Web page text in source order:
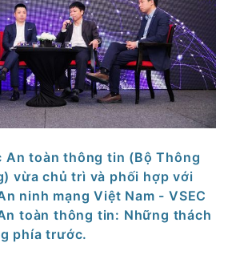
An toàn thông tin (Bộ Thông
vừa chủ trì và phối hợp với
ninh mạng Việt Nam - VSEC
toàn thông tin: Những thách
phía trước.